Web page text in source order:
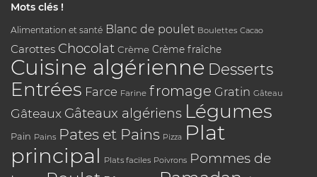
Mots clés !
Alimentation et santé Blanc de poulet Boulettes Cacao
Carottes Chocolat Crème Crème fraîche
Cuisine algérienne Desserts
Entrées Farce Farine fromage Gratin Gâteau
Gâteaux Gâteaux algériens Légumes
Pain Pains Pates et Pains Pizza Plat
principal Plats faciles Poivrons Pommes de